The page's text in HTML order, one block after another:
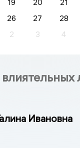
19 20 21
26 27 28
2 3 4
Ивановна